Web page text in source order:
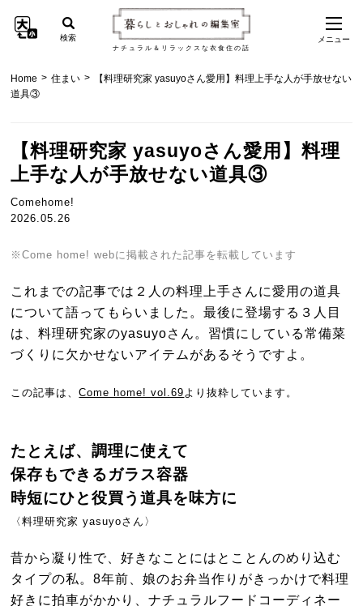
ナチュラル＆リラックスな衣食住の話
検索 メニュー
Home > 住まい >
【料理研究家 yasuyoさん愛用】料理上手な人が手放せない
道具③
【料理研究家 yasuyoさん愛用】料理
上手な人が手放せない道具③
Comehome!
2026.05.26
※Come home! webに掲載された記事を転載しています
これまでの記事では２人の料理上手さんに愛用の道具
について語ってもらいました。最後に登場する３人目
は、料理研究家のyasuyoさん。習慣にしている常備菜
づくりに欠かせないアイテムがあるそうですよ。
この記事は、Come home! vol.69より抜粋しています。
たとえば、調理に使えて
保存もできるガラス容器
時短にひと役買う道具を味方に
〈料理研究家 yasuyoさん〉
昔から凝り性で、好きなことにはとことんのめり込む
タイプの私。8年前、娘のお弁当作りがきっかけで料理
好きに拍車がかかり、ナチュラルフードコーディネー